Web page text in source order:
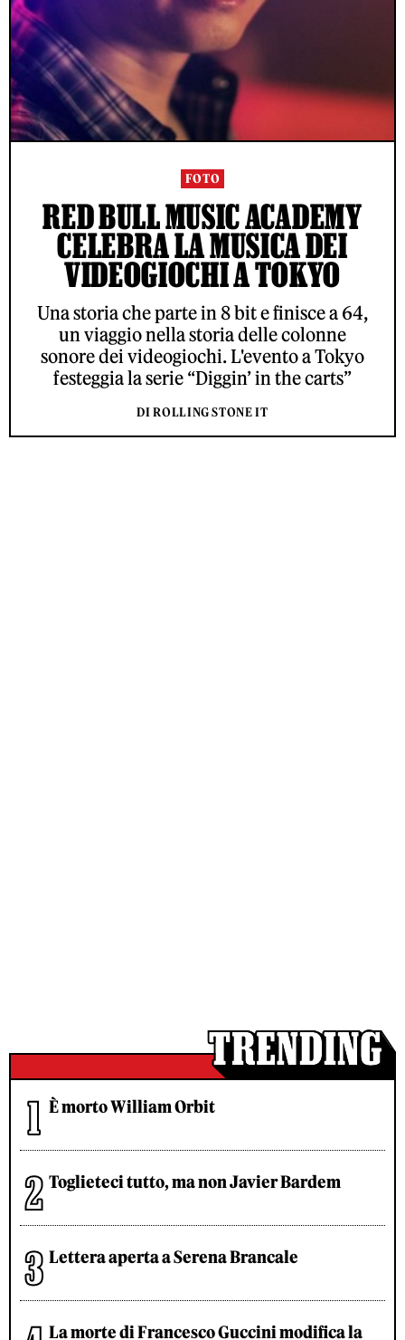
FOTO
RED BULL MUSIC ACADEMY
CELEBRA LA MUSICA DEI
VIDEOGIOCHI A TOKYO
Una storia che parte in 8 bit e finisce a 64,
un viaggio nella storia delle colonne
sonore dei videogiochi. L'evento a Tokyo
festeggia la serie “Diggin’ in the carts”
DI ROLLING STONE IT
È morto William Orbit
Toglieteci tutto, ma non Javier Bardem
Lettera aperta a Serena Brancale
La morte di Francesco Guccini modifica la